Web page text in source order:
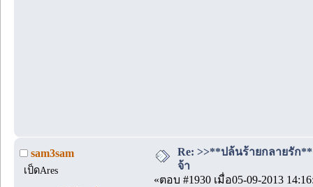
sam3sam
เป็ดAres
Re: >>**ปล้นร้ายกลายรัก
จ้า
«ตอบ #1930 เมื่อ05-09-2013